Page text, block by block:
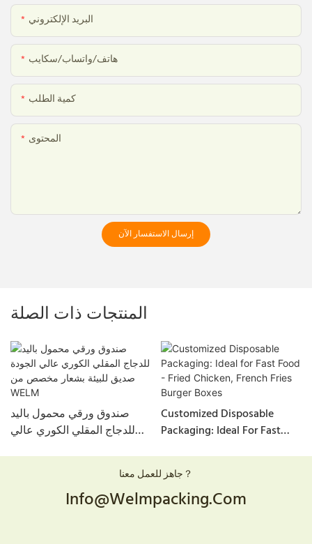
البريد الإلكتروني
هاتف/واتساب/سكايب
كمية الطلب
المحتوى
إرسال الاستفسار الآن
المنتجات ذات الصلة
صندوق ورقي محمول باليد
للدجاج المقلي الكوري عالي
Customized Disposable
Packaging: Ideal For Fast
جاهز للعمل معنا？
Info@welmpacking.com